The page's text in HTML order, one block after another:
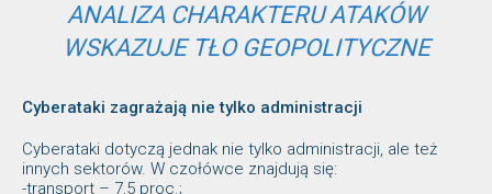
ANALIZA CHARAKTERU ATAKÓW
WSKAZUJE TŁO GEOPOLITYCZNE
Cyberataki zagrażają nie tylko administracji
Cyberataki dotyczą jednak nie tylko administracji, ale też
innych sektorów. W czołówce znajdują się:
-transport – 7,5 proc.;